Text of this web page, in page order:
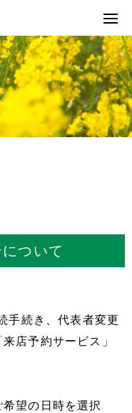
ついて
手続き、代表者変更
店予約サービス」
望の日時を選択